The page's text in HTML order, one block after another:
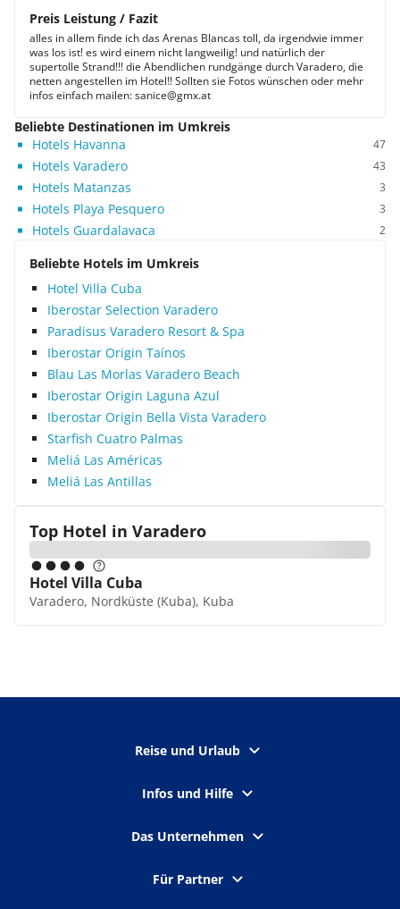
Preis Leistung / Fazit
alles in allem finde ich das Arenas Blancas toll, da irgendwie immer
was los ist! es wird einem nicht langweilig! und natürlich der
supertolle Strand!!! die Abendlichen rundgänge durch Varadero, die
netten angestellen im Hotel!! Sollten sie Fotos wünschen oder mehr
infos einfach mailen: sanice@gmx.at
Beliebte Destinationen im Umkreis
Hotels Havanna
47
Hotels Varadero 43
Hotels Matanzas 3
Hotels Playa Pesquero 3
Hotels Guardalavaca 2
Beliebte Hotels im Umkreis
Hotel Villa Cuba
Iberostar Selection Varadero
Paradisus Varadero Resort & Spa
Iberostar Origin Taínos
Blau Las Morlas Varadero Beach
Iberostar Origin Laguna Azul
Iberostar Origin Bella Vista Varadero
Starfish Cuatro Palmas
Meliá Las Américas
Meliá Las Antillas
Top Hotel in Varadero
Hotel Villa Cuba
Varadero, Nordküste (Kuba), Kuba
Reise und Urlaub
Infos und Hilfe
Das Unternehmen
Für Partner